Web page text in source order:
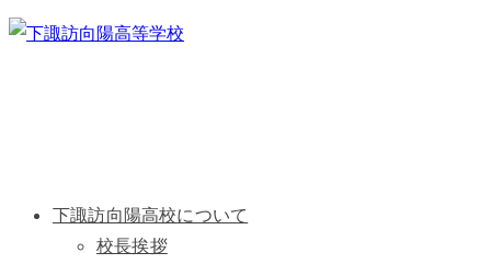
下諏訪向陽高校について
校長挨拶